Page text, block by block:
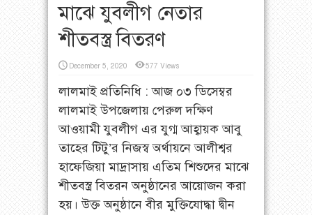
মাঝে যুবলীগ নেতার
শীতবস্ত্র বিতরণ
December 5, 2020 577 Views
লালমাই প্রতিনিধি : আজ ০৩ ডিসেম্বর
লালমাই উপজেলায় পেরুল দক্ষিণ
আওয়ামী যুবলীগ এর যুগ্ম আহ্বায়ক আবু
তাহের টিটু’র নিজস্ব অর্থায়নে আলীশ্বর
হাফেজিয়া মাদ্রাসায় এতিম শিশুদের মাঝে
শীতবস্ত্র বিতরন অনুষ্ঠানের আয়োজন করা
হয়। উক্ত অনুষ্ঠানে বীর মুক্তিযোদ্ধা দ্বীন